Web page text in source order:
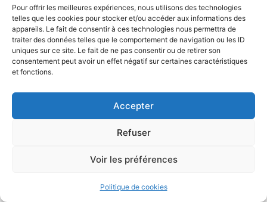
Pour offrir les meilleures expériences, nous utilisons des technologies
telles que les cookies pour stocker et/ou accéder aux informations des
appareils. Le fait de consentir à ces technologies nous permettra de
traiter des données telles que le comportement de navigation ou les ID
uniques sur ce site. Le fait de ne pas consentir ou de retirer son
consentement peut avoir un effet négatif sur certaines caractéristiques
et fonctions.
Accepter
Refuser
Voir les préférences
Politique de cookies
AccessibilitéConfidentialitéMentions légales
Plan du site